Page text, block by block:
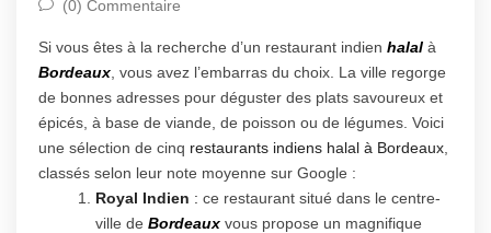
(0) Commentaire
Si vous êtes à la recherche d’un restaurant indien halal à
Bordeaux , vous avez l’embarras du choix. La ville regorge
de bonnes adresses pour déguster des plats savoureux et
épicés, à base de viande, de poisson ou de légumes. Voici
une sélection de cinq restaurants indiens halal à Bordeaux
classés selon leur note moyenne sur Google :
Royal Indien : ce restaurant situé dans le centre-
ville de Bordeaux vous propose un magnifique